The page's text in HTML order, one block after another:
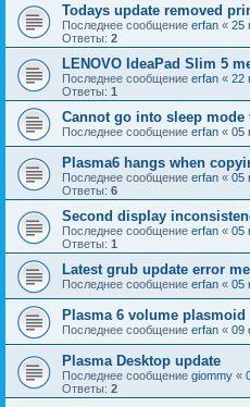
Todays update removed
Последнее сообщение erfan « 25
Ответы: 2
LENOVO IdeaPad Slim 5
Последнее сообщение erfan « 22
Ответы: 1
Cannot go into sleep mode
Последнее сообщение erfan « 05
Plasma6 hangs when
Последнее сообщение erfan « 05
Ответы: 6
Second display
Последнее сообщение erfan « 05
Ответы: 1
Latest grub update error
Последнее сообщение erfan « 05
Plasma 6 volume plasmoid
Последнее сообщение erfan « 09
Plasma Desktop update
Последнее сообщение giommy «
Ответы: 2